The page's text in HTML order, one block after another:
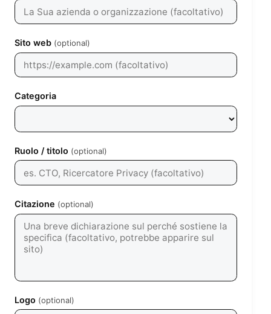
Sito web (optional)
Categoria
Ruolo / titolo (optional)
Citazione (optional)
Logo (optional)